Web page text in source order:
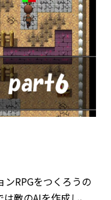
RPGをつくろうの